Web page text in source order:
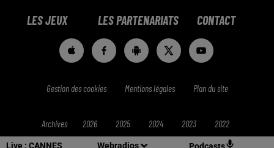
Live : CANNES Webradios
LES JEUX LES PARTENARIATS CONTACT
Gestion des cookies Mentions légales Plan du site
Archives 2026 2025 2024 2023 2022